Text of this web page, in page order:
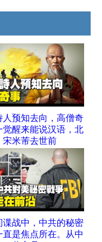
人预知去向，高僧奇
觉醒来能说汉语，北
宋米芾去世前
谍战中，中共的秘密
直是焦点所在。从中